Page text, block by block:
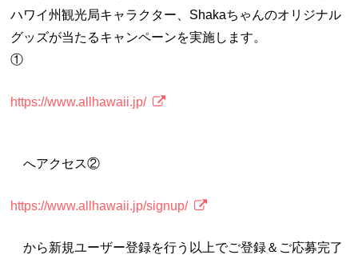
ハワイ州観光局キャラクター、Shakaちゃんのオリジナル
グッズが当たるキャンペーンを実施します。
①
https://www.allhawaii.jp/
へアクセス②
https://www.allhawaii.jp/signup/
から新規ユーザー登録を行う以上でご登録＆ご応募完了